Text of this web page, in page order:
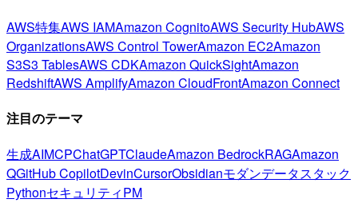
AWS特集AWS IAMAmazon CognitoAWS Security HubAWS
OrganizationsAWS Control TowerAmazon EC2Amazon
S3S3 TablesAWS CDKAmazon QuickSightAmazon
RedshiftAWS AmplifyAmazon CloudFrontAmazon Connect
注目のテーマ
生成AIMCPChatGPTClaudeAmazon BedrockRAGAmazon
QGitHub CopilotDevinCursorObsidianモダンデータスタック
PythonセキュリティPM